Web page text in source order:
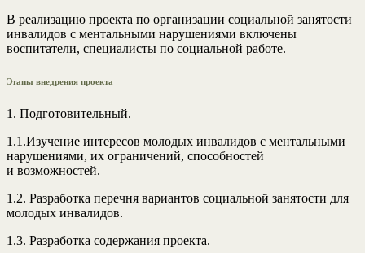
В реализацию проекта по организации социальной занятости
инвалидов с ментальными нарушениями включены
воспитатели, специалисты по социальной работе.
Этапы внедрения проекта
1. Подготовительный.
1.1.Изучение интересов молодых инвалидов с ментальными
нарушениями, их ограничений, способностей
и возможностей.
1.2. Разработка перечня вариантов социальной занятости для
молодых инвалидов.
1.3. Разработка содержания проекта.